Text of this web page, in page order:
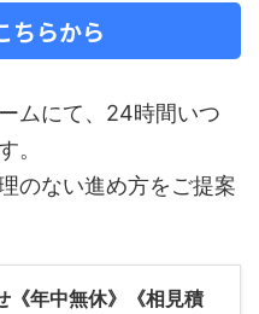
ちらから
ムにて、24時間いつ
。
のない進め方をご提案
《年中無休》《相見積